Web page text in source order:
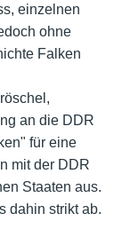
einzelnen
ohne
Falken
an die DDR
für eine
mit der DDR
Staaten aus.
dahin strikt ab.